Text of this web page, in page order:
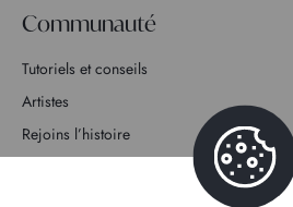
Communauté
Tutoriels et conseils
Artistes
Rejoins l’histoire